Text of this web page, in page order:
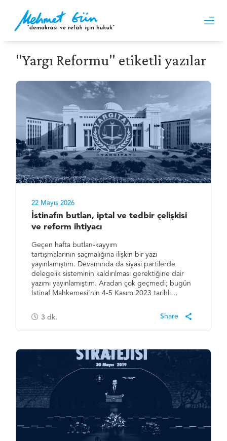
"Yargı Reformu" etiketli yazılar
22 Mayıs 2026
İstinafın butlan, iptal ve tedbir çelişkisi
ve reform ihtiyacı
Geçen hafta butlan-kayyım
tartışmalarının saçmalığına ilişkin bir yazı
yayınlamıştım. Devamında da siyasi partilerde
delegelik sisteminin kaldırılması gerektiğine dair
yazımı yayınlamıştım. Aradan çok geçmedi; bugün
İstinaf Mahkemesi’nin 4-5 Kasım 2023 tarihli…
3 dk.